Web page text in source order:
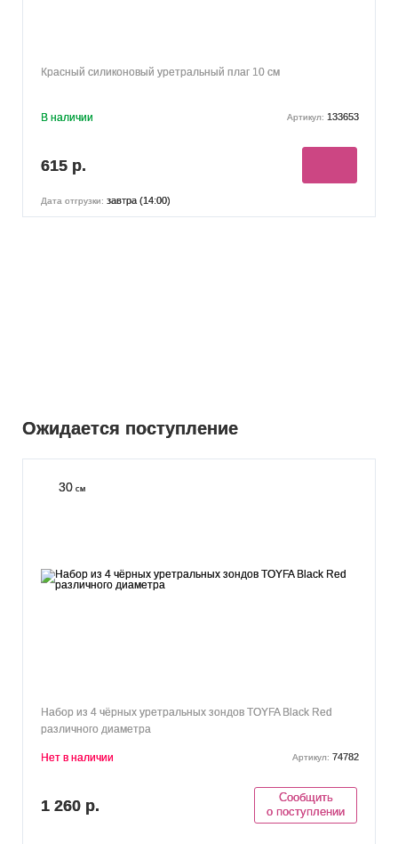
Красный силиконовый уретральный плаг 10 см
В наличии Артикул: 133653
615 р.
Дата отгрузки: завтра (14:00)
Ожидается поступление
30 см
Набор из 4 чёрных уретральных зондов TOYFA Black Red
различного диаметра
Нет в наличии Артикул: 74782
1 260 р.
Сообщить
о поступлении